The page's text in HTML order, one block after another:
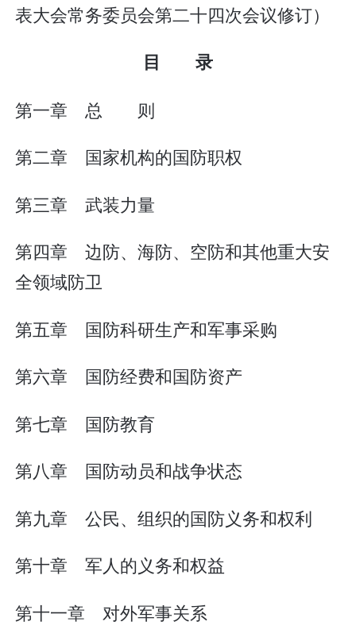
表大会常务委员会第二十四次会议修订）
目 录
第一章 总 则
第二章 国家机构的国防职权
第三章 武装力量
第四章 边防、海防、空防和其他重大安
全领域防卫
第五章 国防科研生产和军事采购
第六章 国防经费和国防资产
第七章 国防教育
第八章 国防动员和战争状态
第九章 公民、组织的国防义务和权利
第十章 军人的义务和权益
第十一章 对外军事关系